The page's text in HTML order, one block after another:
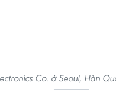
Co. ở Seoul, Hàn